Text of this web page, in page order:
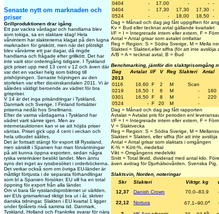
Senaste nytt om marknaden och
priser
Grillproduktionen drar igång
Ett par vackra vårdagar och handlarna blev
som tokiga, sa en slaktare idag! Hela
vårvintern har slakterierna klagat på den lugna
marknaden för griskött, men när det plötsligt
blev vårvärme ett par dagar, då ringde
handlarna och frågade efter grillkött. Det har
inte varit stor orderingång tidigare. I Tyskland
gick priset upp med 13 cent v 12 och även där
var det en vacker helg som bidrog till
prishöjningen. Senaste höjningen av den
storleken var efter dioxinskandalen 2011. Vi är
således väldigt beroende av vädret för bra
grispriser.
V 14 är det inga prisändringar i Tyskland,
Danmark och Sverige. I Finland fortsätter
priserna nedåt hos Snellmans.
Efter de varma vårdagarna i Tyskland har
vädret varit sämre igen. Men av
internetauktionen kan vi se att höjda priser
väntas. Priset gick upp 4 cent i veckan och
hela utbudet såldes.
Det är fortsatt stängt för export till Ryssland,
men särskilt i Spanien har man förväntningar
på att kunna öppna exporten, sedan några
ryska veterinärer besökt landet. Men ännu
syns det inget av ryssbesöket i orderböckerna.
Det verkar också som om övriga EU-länder är
måttligt förtjusta i de separata förhandlingar
som bl a Spanien försöker. EU vill ha en total
öppning för export från alla länder.
Om vi bara får rysslandsproblemet ur världen,
ser EUs grismarknad riktigt bra ut i år, skriver
danska tidningar. Slakten i EU kvartal 1 ligger
under fjolårets nivå samma tid. Danmark,
Tyskland, Holland och Frankrike svarar för nära
0404
- 17,00 - -
-
0404
- 17,30 17,30 17,30
-
0524
- - 18,00 18,50
-
Dag = Månad och dag jag fått uppgiften för
Kv = Bud eller tecknat avtal gällande kvartalet
I/F = I = Integrerade intern eller extern, F =
Antal = Antal grisar som avtalet omfattar
Reg = Region: S = Södra Sverige, M = Mella
Slakteri = Slakteri,eller siffra (för att inte avslöja
A/B = A = tecknat avtal, B = Bud
Benchmarking, jämför din slaktgrisomgång
Dag
Avtalat I/F V Reg Slakteri
Antal
2013
0116
16,60 F 2 M
Scan
0219
16,50 I 6 M -
160
0301
16,50 F 8 M -
220
0524
- F 20 M
-
Dag = Månad och dag jag fått rapporten
Avtalat = Avtalat pris för perioden enl
I/F = I = Integrerade intern eller extern, F =
V = Slaktvecka
Reg = Region: S = Södra Sverige, M =
Slakteri = Slakteri, eller siffra (för att inte avslöja
Antal = Antal grisar som slaktats i omgången
K-% = Kött-%, medeltal
Vikt = Omgångens medelvikt
Snitt = Total likvid, dividerad med antal kilo.
även avdrag för Djurhälsovården, Svenska
Slaktsvin, Norden, noteringar
Skr
Slakteri Viktgr. kg
12,37
Danish Crown 70,0–83,9
22,12
Nortura 67,1–90,0a
b